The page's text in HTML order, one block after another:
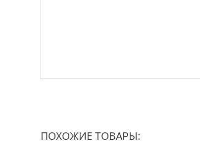
ПОХОЖИЕ ТОВАРЫ: